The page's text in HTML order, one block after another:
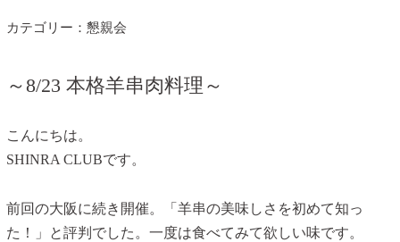
カテゴリー： 懇親会
～8/23 本格羊串肉料理～
こんにちは。
SHINRA CLUBです。
前回の大阪に続き開催。「羊串の美味しさを初めて知っ
た！」と評判でした。一度は食べてみて欲しい味です。